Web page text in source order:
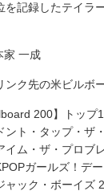
を記録したテイラ
家 一成
ンク先の米ビルボ
200】トップ
ント・タップ・ザ
イム・ザ・プロブ
ガールズ！デ
ャック・ボーイズ